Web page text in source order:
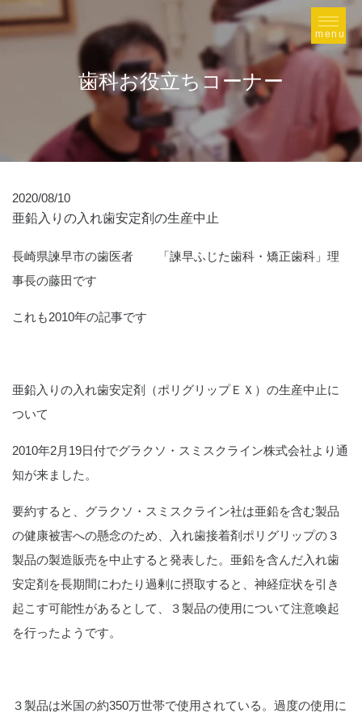
歯科お役立ちコーナー
2020/08/10
亜鉛入りの入れ歯安定剤の生産中止
長崎県諫早市の歯医者 「諫早ふじた歯科・矯正歯科」理
事長の藤田です
これも2010年の記事です
亜鉛入りの入れ歯安定剤（ポリグリップＥＸ）の生産中止に
ついて
2010年2月19日付でグラクソ・スミスクライン株式会社より通
知が来ました。
要約すると、グラクソ・スミスクライン社は亜鉛を含む製品
の健康被害への懸念のため、入れ歯接着剤ポリグリップの３
製品の製造販売を中止すると発表した。亜鉛を含んだ入れ歯
安定剤を長期間にわたり過剰に摂取すると、神経症状を引き
起こす可能性があるとして、３製品の使用について注意喚起
を行ったようです。
３製品は米国の約350万世帯で使用されている。過度の使用に